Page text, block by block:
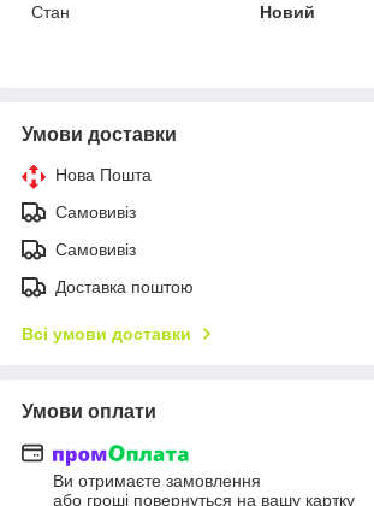
Стан
Новий
Умови доставки
Нова Пошта
Самовивіз
Самовивіз
Доставка поштою
Всі умови доставки
Умови оплати
Ви отримаєте замовлення
або гроші повернуться на вашу картку